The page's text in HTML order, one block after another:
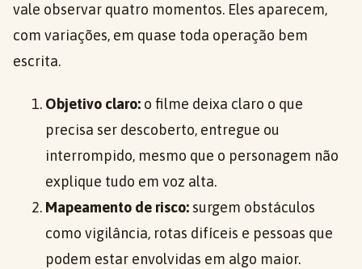
vale observar quatro momentos. Eles aparecem,
com variações, em quase toda operação bem
escrita.
Objetivo claro: o filme deixa claro o que
precisa ser descoberto, entregue ou
interrompido, mesmo que o personagem não
explique tudo em voz alta.
Mapeamento de risco: surgem obstáculos
como vigilância, rotas difíceis e pessoas que
podem estar envolvidas em algo maior.